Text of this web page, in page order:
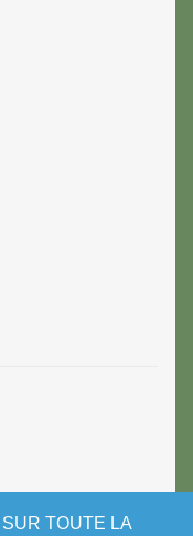
TOUTE LA